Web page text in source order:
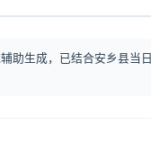
助生成，已结合安乡县当